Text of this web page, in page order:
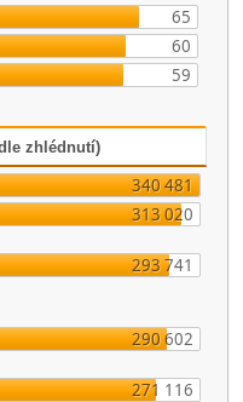
65
60
59
zhlédnutí)
340 481
313 020
293 741
290 602
271 116